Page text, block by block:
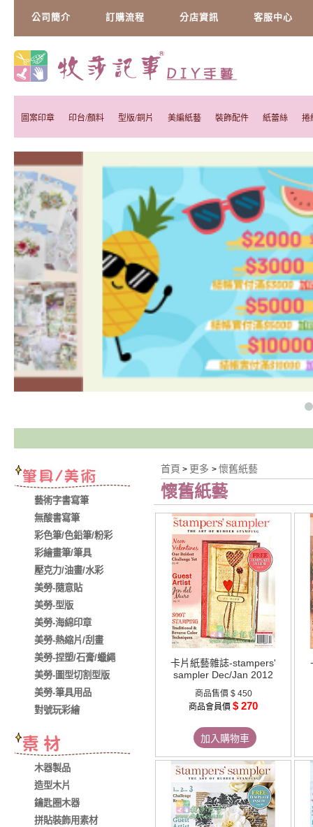
公司簡介 訂購流程 分店資訊 客服中心
圖案印章 印台/顏料 型版/銅片 美編紙藝 裝飾配件 紙蕾絲 捲
藝術字書寫筆
無酸書寫筆
彩色筆/色鉛筆/粉彩
彩繪畫筆/筆具
壓克力/油畫/水彩
美勞-隨意貼
美勞-型版
美勞-海綿印章
美勞-熱縮片/刮畫
美勞-捏塑/石膏/蠟繩
美勞-圖型切割型版
美勞-筆具用品
對號玩彩繪
木器製品
造型木片
鑰匙圈木器
拼貼裝飾用素材
首頁 > 更多 > 懷舊紙藝
懷舊紙藝
卡片紙藝雜誌-stampers'
sampler Dec/Jan 2012
商品售價 $ 450
商品會員價 $ 270
加入購物車